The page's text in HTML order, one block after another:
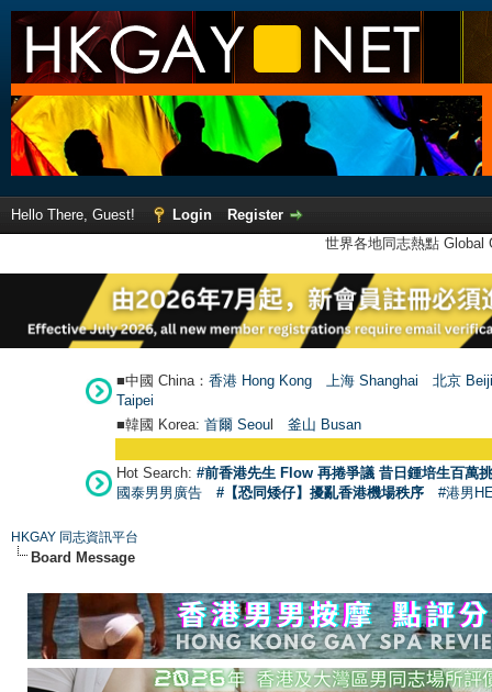
Hello There, Guest! Login
Register
世界各地同志熱點
■中國 China： 香港 Hong Kong 上海 Shanghai
北京
Taipei
■韓國 Korea: 首爾 Seoul 釜山 Busan
Hot Search: #前香港先生 Flow 再捲爭議 昔日鍾培生百萬
國泰男男廣告
#【恐同矮仔】擾亂香港機場秩序 #港男
HKGAY 同志資訊平台
Board Message